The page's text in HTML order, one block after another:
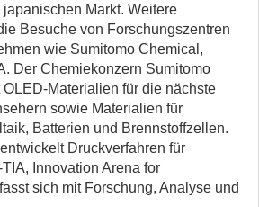
Markt. Weitere
Besuche von Forschungszentren
wie Sumitomo Chemical,
Der Chemiekonzern Sumitomo
Materialien für die nächste
sowie Materialien für
Batterien und Brennstoffzellen.
Druckverfahren für
Innovation Arena for
sich mit Forschung, Analyse und